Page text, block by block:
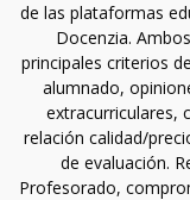
de las plataformas
Docenzia.
principales criterios
alumnado,
extracurriculares,
relación calidad/
de evaluación.
Profesorado,